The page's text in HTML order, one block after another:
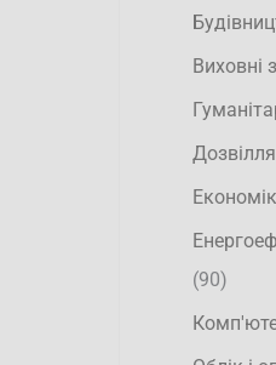
Виховні
Дозвілля
(90)